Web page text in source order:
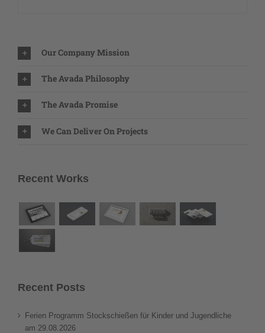
Our Company Mission
The Avada Philosophy
The Avada Promise
We Can Deliver On Projects
Recent Works
Recent Posts
Ferien Programm Stockschießen für Kinder und Jugendliche
am 29.08.2026